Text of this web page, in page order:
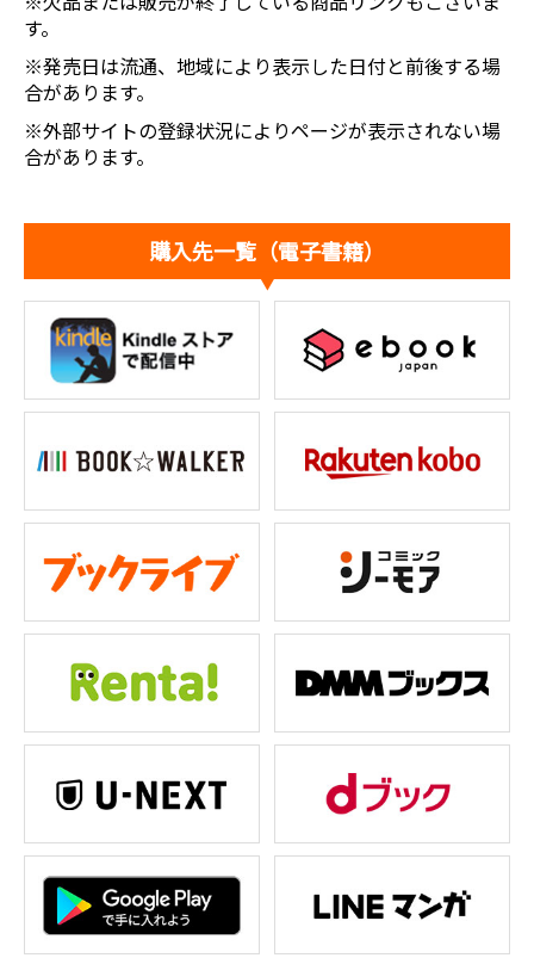
す。
※発売日は流通、地域により表示した日付と前後する場
合があります。
※外部サイトの登録状況によりページが表示されない場
合があります。
購入先一覧（電子書籍）